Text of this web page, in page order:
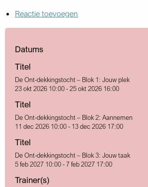
Reactie toevoegen
Datums
Titel
De Ont-dekkingstocht – Blok 1: Jouw plek
23 okt 2026 10:00 - 25 okt 2026 16:00
Titel
De Ont-dekkingstocht – Blok 2: Aannemen
11 dec 2026 10:00 - 13 dec 2026 17:00
Titel
De Ont-dekkingstocht – Blok 3: Jouw taak
5 feb 2027 10:00 - 7 feb 2027 17:00
Trainer(s)